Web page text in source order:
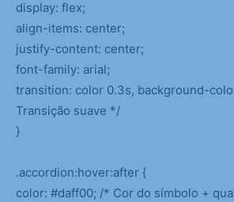
display: flex;
align-items: center;
justify-content: center;
font-family: arial;
transition: color 0.3s, background-
Transição suave */
}
.accordion:hover:after {
color: #daff00; /* Cor do símbolo +